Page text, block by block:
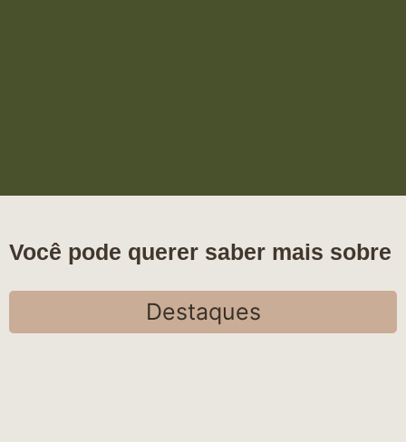
Você pode querer saber mais sobre
Destaques